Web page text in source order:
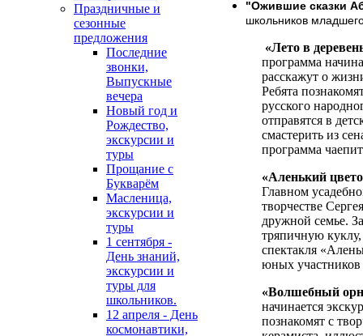
Праздничные и
сезонные
предложения
Последние
звонки,
Выпускные
вечера
Новый год и
Рождество,
экскурсии и
туры
Прощание с
Букварём
Масленица,
экскурсии и
туры
1 сентября -
День знаний,
экскурсии и
туры для
школьников.
12 апреля - День
космонавтики,
"Ожившие сказки
школьников
«Лето в
программа
расскажут о
Ребята
русского
отправятся в
смастерить из
программа
«Аленький
Главном
творчестве
дружной семье.
тряпичную
спектакля
юных участников
«Волшебный
начинается
познакомят с